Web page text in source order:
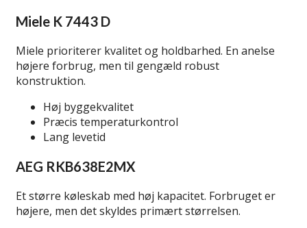
Miele K 7443 D
Miele prioriterer kvalitet og holdbarhed. En anelse
højere forbrug, men til gengæld robust
konstruktion.
Høj byggekvalitet
Præcis temperaturkontrol
Lang levetid
AEG RKB638E2MX
Et større køleskab med høj kapacitet. Forbruget er
højere, men det skyldes primært størrelsen.